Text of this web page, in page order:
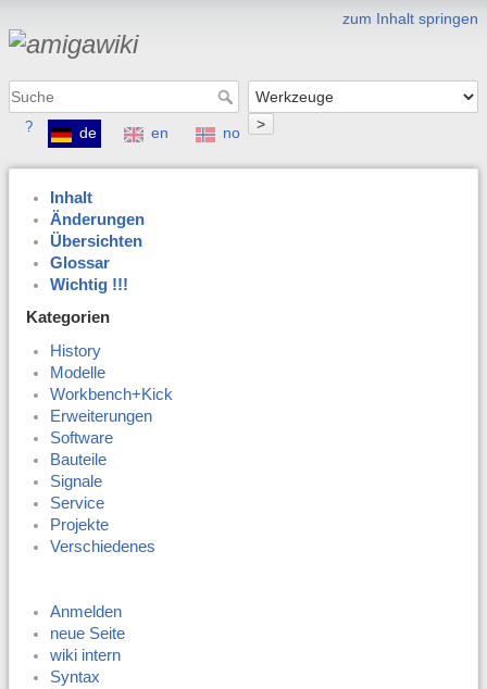
zum Inhalt springen
>
? de en no
Inhalt
Änderungen
Übersichten
Glossar
Wichtig !!!
Kategorien
History
Modelle
Workbench+Kick
Erweiterungen
Software
Bauteile
Signale
Service
Projekte
Verschiedenes
Anmelden
neue Seite
wiki intern
Syntax